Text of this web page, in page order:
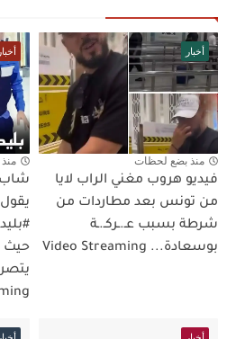
أخبار
منذ بضع لحظات
فيديو هروب مغني الراب لايا
من تونس بعد مطاردات من
شرطة بسبب عـ.ـركـ.ـة
بوسعادة... Video Streaming
أخبار
شاب
حيث